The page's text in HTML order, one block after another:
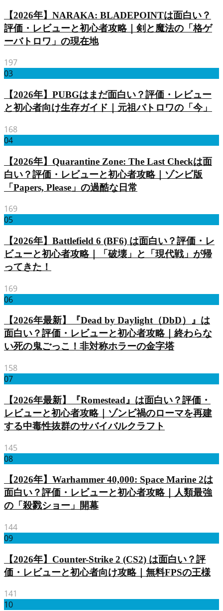
【2026年】NARAKA: BLADEPOINTは面白い？
評価・レビューと初心者攻略｜剣と魔法の「格ゲ
ーバトロワ」の現在地
197
03
【2026年】PUBGはまだ面白い？評価・レビュー
と初心者向け生存ガイド｜元祖バトロワの「今」
168
04
【2026年】Quarantine Zone: The Last Checkは面
白い？評価・レビューと初心者攻略｜ゾンビ版
「Papers, Please」の過酷な日常
169
05
【2026年】Battlefield 6 (BF6) は面白い？評価・レ
ビューと初心者攻略｜「破壊」と「現代戦」が帰
ってきた！
169
06
【2026年最新】『Dead by Daylight（DbD）』は
面白い？評価・レビューと初心者攻略｜終わらな
い死の鬼ごっこ！非対称ホラーの金字塔
158
07
【2026年最新】『Romestead』は面白い？評価・
レビューと初心者攻略｜ゾンビ禍のローマを再建
する中毒性抜群のサバイバルクラフト
145
08
【2026年】Warhammer 40,000: Space Marine 2は
面白い？評価・レビューと初心者攻略｜人類最強
の「殺戮ショー」開幕
144
09
【2026年】Counter-Strike 2 (CS2) は面白い？評
価・レビューと初心者向け攻略｜無料FPSの王様
141
10